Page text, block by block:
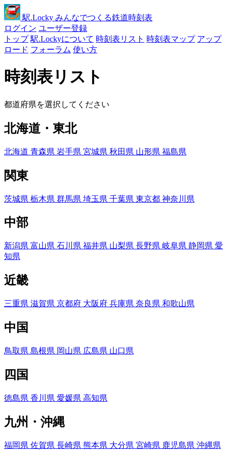
駅.Locky みんなでつくる鉄道時刻表
ログイン ユーザー登録
トップ 駅.Lockyについて 時刻表リスト 時刻表マップ アップ
ロード フォーラム 使い方
時刻表リスト
都道府県を選択してください
北海道・東北
北海道 青森県 岩手県 宮城県 秋田県 山形県 福島県
関東
茨城県 栃木県 群馬県 埼玉県 千葉県 東京都 神奈川県
中部
新潟県 富山県 石川県 福井県 山梨県 長野県 岐阜県 静岡県 愛
知県
近畿
三重県 滋賀県 京都府 大阪府 兵庫県 奈良県 和歌山県
中国
鳥取県 島根県 岡山県 広島県 山口県
四国
徳島県 香川県 愛媛県 高知県
九州・沖縄
福岡県 佐賀県 長崎県 熊本県 大分県 宮崎県 鹿児島県 沖縄県